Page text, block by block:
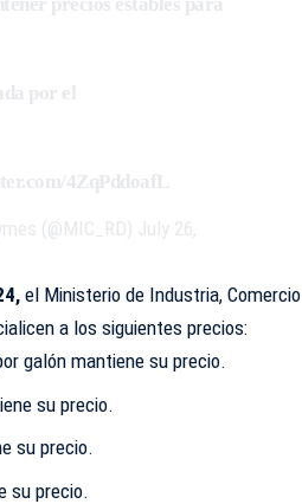
precios estables para
por el
4ZqPddoafL
(@MIC_RD) July 26,
el Ministerio de Industria, Comercio
a los siguientes precios:
galón mantiene su precio.
su precio.
su precio.
su precio.